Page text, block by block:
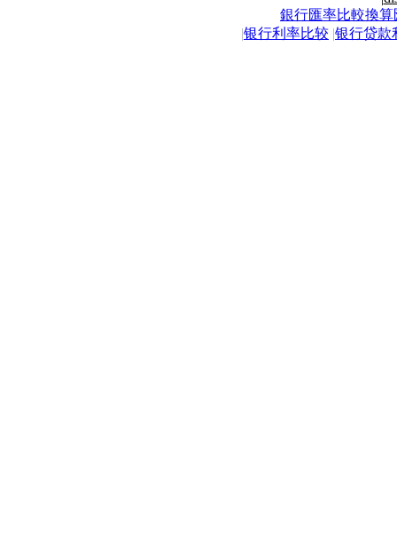
銀行匯率比較換算
|银行利率比较 |银行贷款